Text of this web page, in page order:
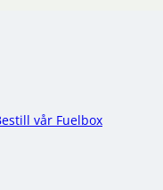
vår Fuelbox